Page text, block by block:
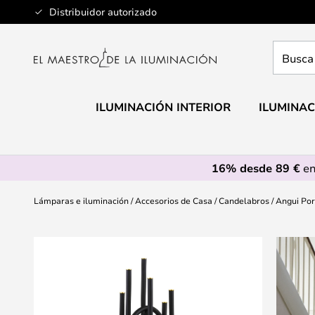
Distribuidor autorizado
Ir
al
aquí
ILUMINACIÓN INTERIOR
16% desde 89 €
Lámparas e iluminación Accesorios de Casa Candelabros Angui